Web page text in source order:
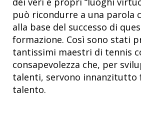
può ricondurre a una parola
alla base del successo di
formazione. Così sono stati
tantissimi maestri di tennis
consapevolezza che, per
talenti, servono
talento.